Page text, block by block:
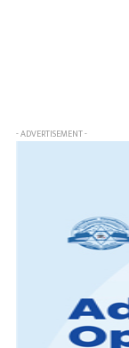
- ADVERTISEMENT -